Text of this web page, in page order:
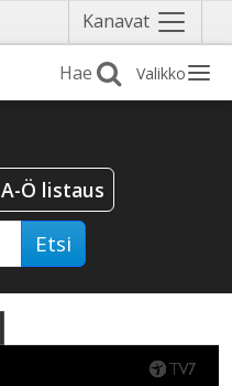
Kanavat Näytä
valikko
Valikko
A-Ö listaus
Etsi